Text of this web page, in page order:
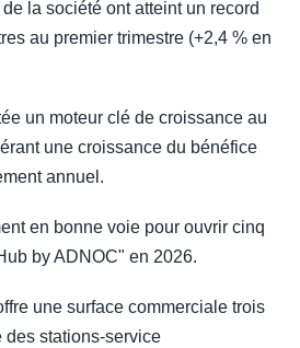
la société ont atteint un record
au premier trimestre (+2,4 % en
un moteur clé de croissance au
une croissance du bénéfice
annuel.
en bonne voie pour ouvrir cinq
by ADNOC" en 2026.
une surface commerciale trois
stations-service